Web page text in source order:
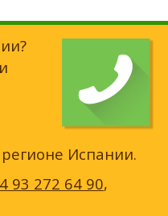
Испании.
93 272 64 90,